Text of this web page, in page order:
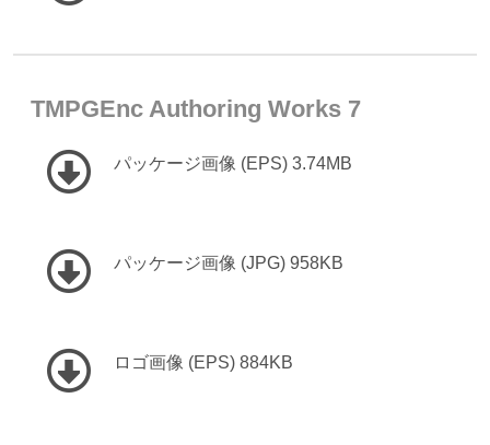
TMPGEnc Authoring Works 7
パッケージ画像 (EPS) 3.74MB
パッケージ画像 (JPG) 958KB
ロゴ画像 (EPS) 884KB